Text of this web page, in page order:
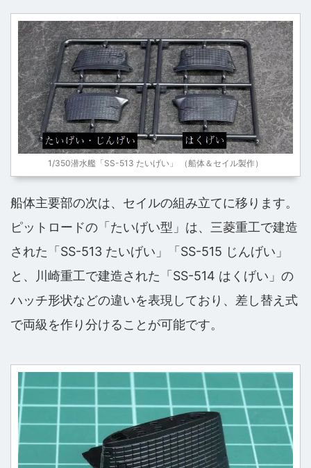
1/350潜水艦「SS-513 たいげい」 （船体＆セイル製作）
船体主要部の次は、セイルの組み立てに移ります。
ピットロードの「たいげい型」は、三菱重工で建造
された「SS-513 たいげい」「SS-515 じんげい」
と、川崎重工で建造された「SS-514 はくげい」の
ハッチ形状などの違いを表現しており、差し替え式
で両級を作り分けることが可能です。